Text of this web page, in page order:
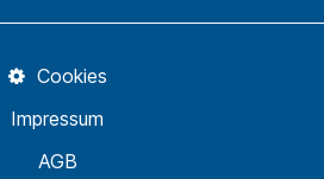
AGB
Impressum
Cookies